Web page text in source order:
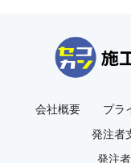
会社概要 プラ
発注者
発注